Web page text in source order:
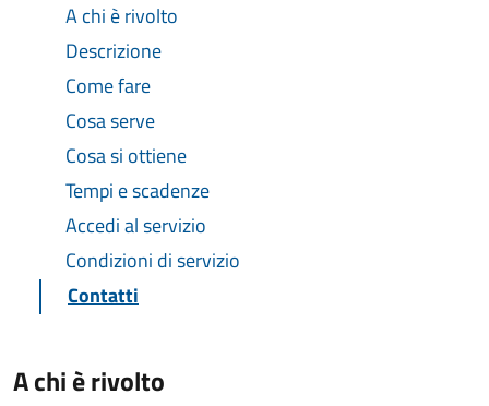
A chi è rivolto
Descrizione
Come fare
Cosa serve
Cosa si ottiene
Tempi e scadenze
Accedi al servizio
Condizioni di servizio
Contatti
A chi è rivolto